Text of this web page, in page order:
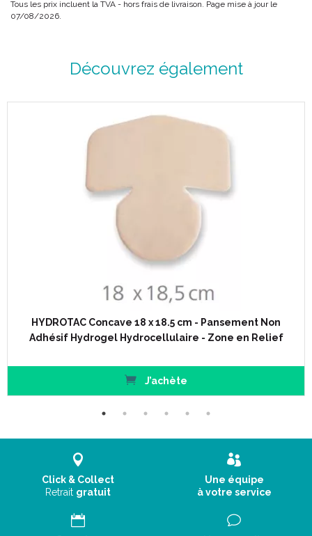
Tous les prix incluent la TVA - hors frais de livraison. Page mise à jour le
07/08/2026.
Découvrez également
HYDROTAC Concave 18 x 18.5 cm - Pansement Non
Adhésif Hydrogel Hydrocellulaire - Zone en Relief
J’achète
Click & Collect
Retrait gratuit
Une équipe
à votre service